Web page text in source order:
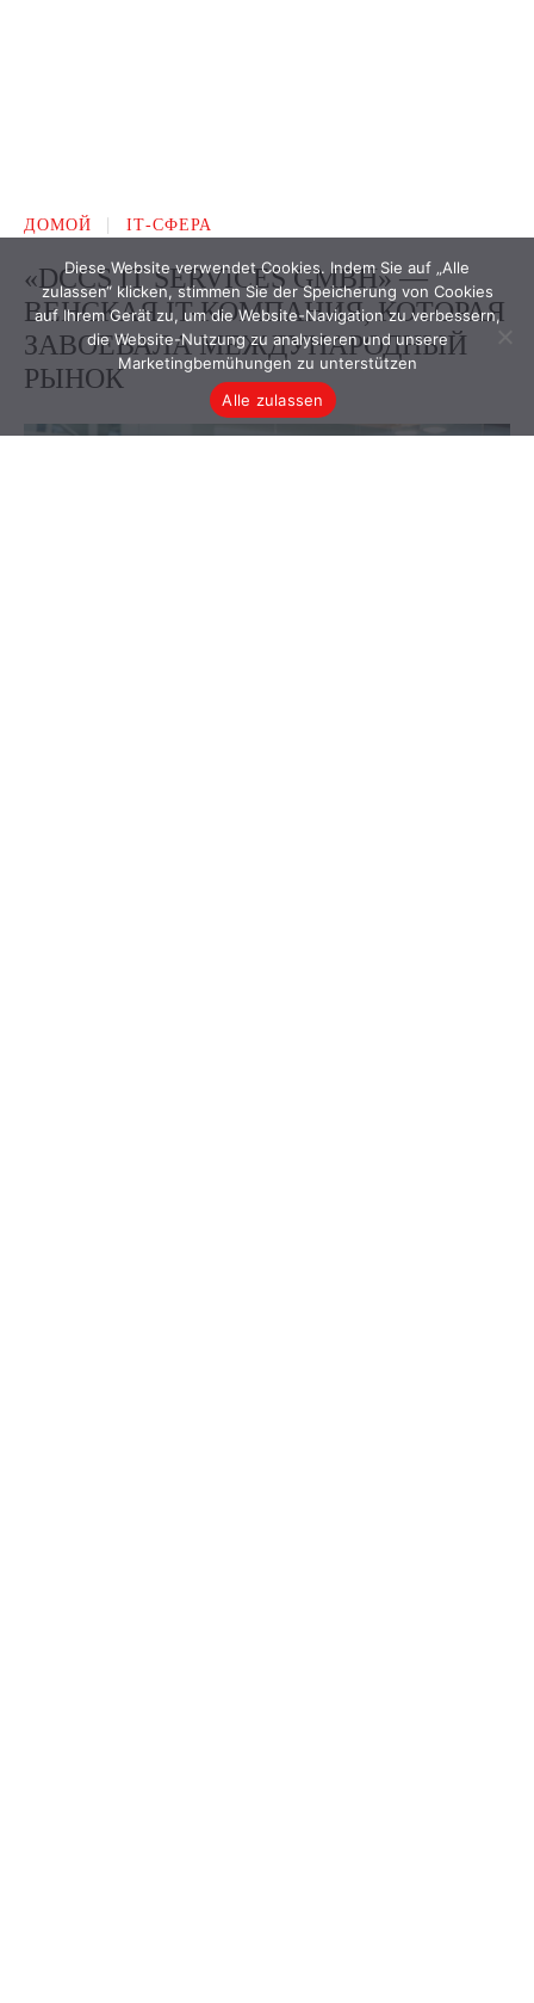
Diese Website verwendet Cookies. Indem Sie auf „Alle
zulassen“ klicken, stimmen Sie der Speicherung von Cookies
auf Ihrem Gerät zu, um die Website-Navigation zu verbessern,
die Website-Nutzung zu analysieren und unsere
Marketingbemühungen zu unterstützen
Alle zulassen